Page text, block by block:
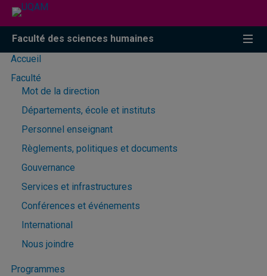
Faculté des sciences humaines
Accueil
Faculté
Mot de la direction
Départements, école et instituts
Personnel enseignant
Règlements, politiques et documents
Gouvernance
Services et infrastructures
Conférences et événements
International
Nous joindre
Programmes